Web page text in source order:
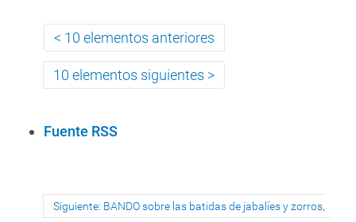
10 elementos anteriores
10 elementos siguientes
Fuente RSS
Siguiente: BANDO sobre las batidas de jabalíes y zorros,